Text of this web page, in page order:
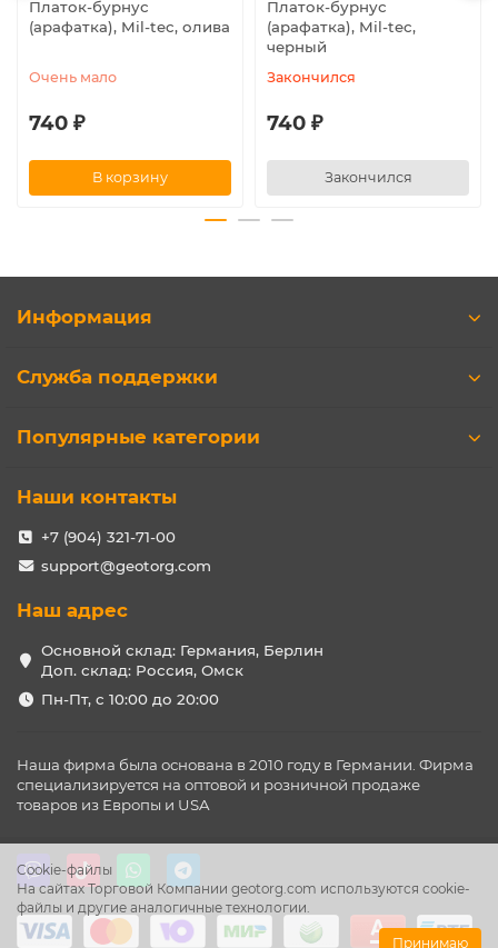
Платок-бурнус
(арафатка), Mil-tec, олива
Очень мало
740 ₽
В корзину
Платок-бурнус
(арафатка), Mil-tec,
черный
Закончился
740 ₽
Закончился
Cookie-файлы
На сайтах Торговой Компании geotorg.com используются cookie-
файлы и другие аналогичные технологии.
Принимаю
Информация
Служба поддержки
Популярные категории
Наши контакты
+7 (904) 321-71-00
support@geotorg.com
Наш адрес
Основной склад: Германия, Берлин
Доп. склад: Россия, Омск
Пн-Пт, с 10:00 до 20:00
Наша фирма была основана в 2010 году в Германии. Фирма
специализируется на оптовой и розничной продаже
товаров из Европы и USA